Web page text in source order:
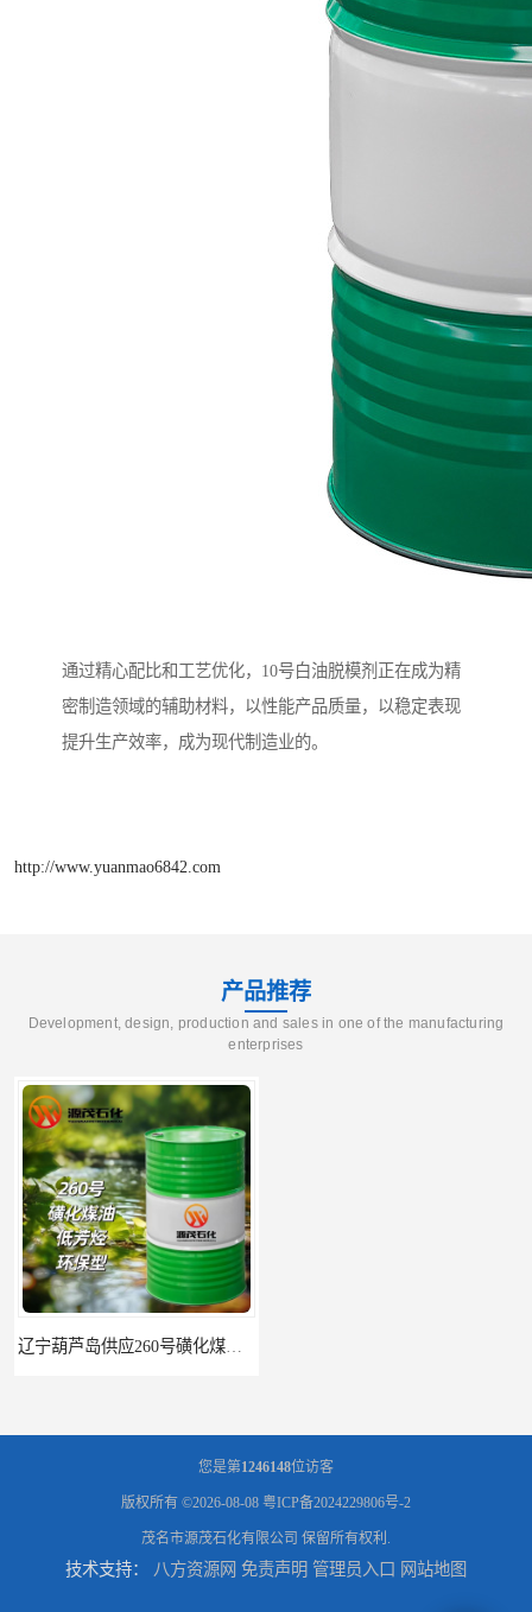
通过精心配比和工艺优化，10号白油脱模剂正在成为精
密制造领域的辅助材料，以性能产品质量，以稳定表现
提升生产效率，成为现代制造业的。
http://www.yuanmao6842.com
产品推荐
Development, design, production and sales in one of the manufacturing
enterprises
您是第1246148位访客
版权所有 ©2026-08-08 粤ICP备2024229806号-2
茂名市源茂石化有限公司 保留所有权利.
技术支持： 八方资源网 免责声明 管理员入口 网站地图